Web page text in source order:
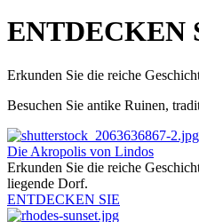
ENTDECKEN
Erkunden Sie die reiche
Besuchen Sie antike Ruinen,
Die Akropolis von Lindos
Erkunden Sie die reiche
liegende Dorf.
ENTDECKEN SIE